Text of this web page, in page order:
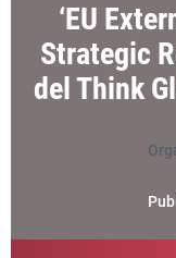
‘EU
Strategic
del Think